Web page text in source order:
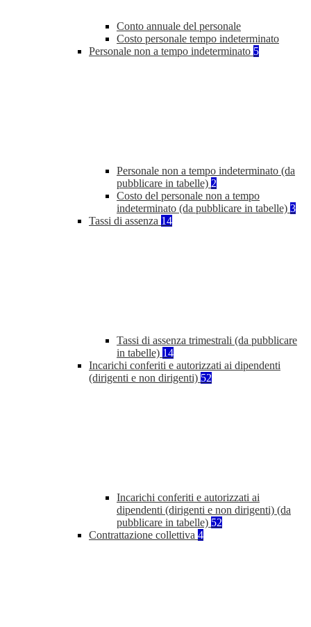
Conto annuale del personale
Costo personale tempo indeterminato
Personale non a tempo indeterminato 5
Personale non a tempo indeterminato (da
pubblicare in tabelle) 2
Costo del personale non a tempo
indeterminato (da pubblicare in tabelle) 3
Tassi di assenza 14
Tassi di assenza trimestrali (da pubblicare
in tabelle) 14
Incarichi conferiti e autorizzati ai dipendenti
(dirigenti e non dirigenti) 52
Incarichi conferiti e autorizzati ai
dipendenti (dirigenti e non dirigenti) (da
pubblicare in tabelle) 52
Contrattazione collettiva 4